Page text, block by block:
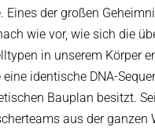
der großen
wie vor, wie sich die
in unserem Körper
identische DNA-
Bauplan besitzt.
aus der ganzen